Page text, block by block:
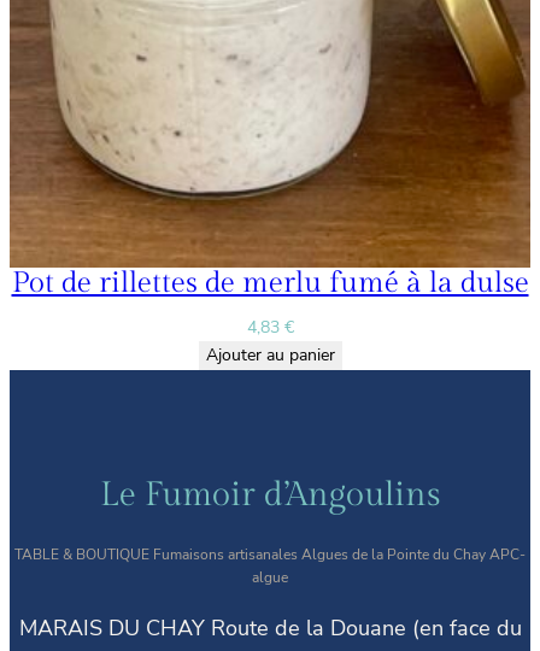
Pot de rillettes de merlu fumé à la dulse
4,83 €
Ajouter au panier
Le Fumoir d’Angoulins
TABLE & BOUTIQUE Fumaisons artisanales Algues de la Pointe du Chay APC-
algue
MARAIS DU CHAY Route de la Douane (en face du